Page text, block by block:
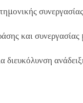
συνεργασίας
και συνεργασίας